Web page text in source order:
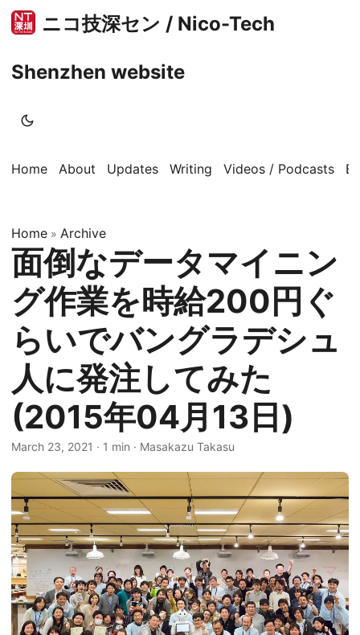
ニコ技深セン / Nico-Tech
Shenzhen website
Home About Updates Writing Videos / Podcasts
Home » Archive
面倒なデータマイニン
グ作業を時給200円ぐ
らいでバングラデシュ
人に発注してみた
(2015年04月13日)
March 23, 2021 · 1 min · Masakazu Takasu